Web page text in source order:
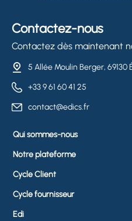
Contactez-nous
Contactez dès maintenant
5 Allée Moulin Berger, 69130
+33 9 61 60 41 25
contact@edics.fr
Qui sommes-nous
Notre plateforme
Cycle Client
Cycle fournisseur
Edi